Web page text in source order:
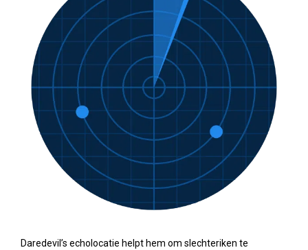
Daredevil’s echolocatie helpt hem om slechteriken te